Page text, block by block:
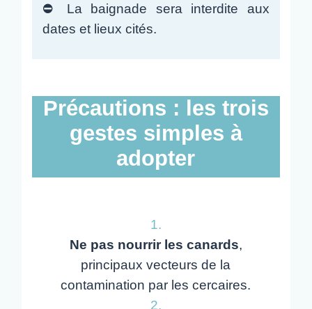
⛔️ La baignade sera interdite aux
dates et lieux cités.
Précautions : les trois
gestes simples à
adopter
1.
Ne pas nourrir les canards,
principaux vecteurs de la
contamination par les cercaires.
2.